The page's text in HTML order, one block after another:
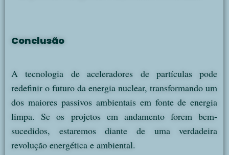
Conclusão
A tecnologia de aceleradores de partículas pode
redefinir o futuro da energia nuclear, transformando um
dos maiores passivos ambientais em fonte de energia
limpa. Se os projetos em andamento forem bem-
sucedidos, estaremos diante de uma verdadeira
revolução energética e ambiental.